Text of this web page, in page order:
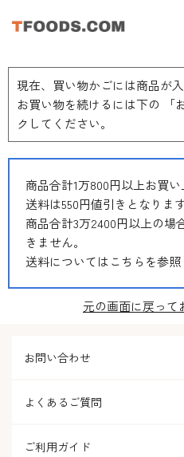
現在、買い物かごには商品が入
お買い物を続けるには下の 「
クしてください。
商品合計1万800円以上お買い
送料は550円値引きとなります
商品合計3万2400円以上の場
きません。
送料についてはこちらを参
元の画面に戻って
お問い合わせ
よくあるご質問
ご利用ガイド